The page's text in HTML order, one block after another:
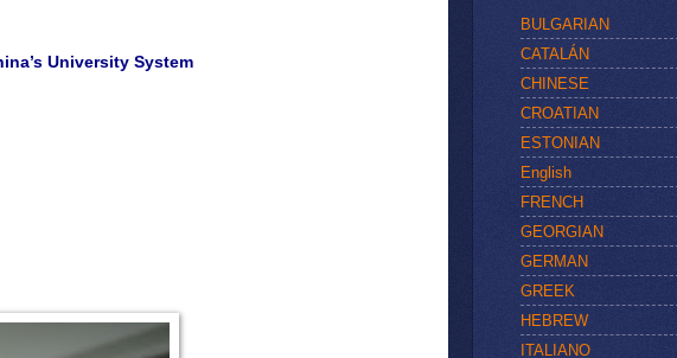
University System
BULGARIAN
CATALÁN
CHINESE
CROATIAN
ESTONIAN
English
FRENCH
GEORGIAN
GERMAN
GREEK
HEBREW
ITALIANO